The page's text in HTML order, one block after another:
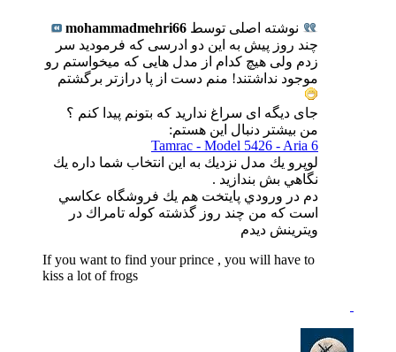
نوشته اصلی توسط mohammadmehri66
چند روز پیش به این دو ادرسی که فرمودید سر
زدم ولی هیچ کدام از مدل هایی که میخواستم رو
موجود نداشتند! منم دست از پا درازتر برگشتم
جای دیگه ای سراغ ندارید که بتونم پیدا کنم ؟
من بیشتر دنبال این هستم:
Tamrac - Model 5426 - Aria 6
لوپرو يك مدل نزديك به اين انتخاب شما داره يك
نگاهي بش بندازيد .
دم در ورودي پايتخت هم يك فروشگاه عكاسي
است كه من چند روز گذشته كوله تامراك در
ويترينش ديدم
If you want to find your prince , you will have to
kiss a lot of frogs